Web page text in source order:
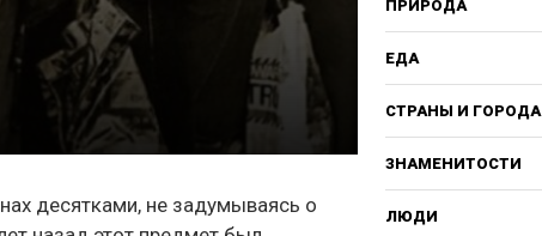
десятками, не задумываясь о
ПРИРОДА
ЕДА
СТРАНЫ И ГОРОДА
ЗНАМЕНИТОСТИ
ЛЮДИ